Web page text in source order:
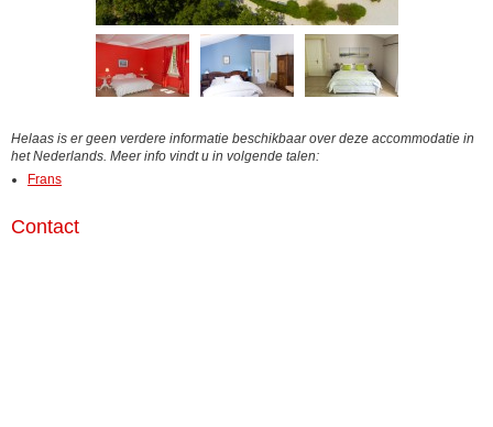
Helaas is er geen verdere informatie beschikbaar over deze accommodatie in
het Nederlands. Meer info vindt u in volgende talen:
Frans
Contact